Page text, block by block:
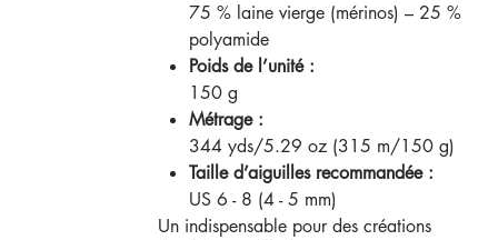
75 % laine vierge (mérinos) – 25 %
polyamide
Poids de l’unité :
150 g
Métrage :
344 yds/5.29 oz (315 m/150 g)
Taille d’aiguilles recommandée :
US 6 - 8 (4 - 5 mm)
Un indispensable pour des créations